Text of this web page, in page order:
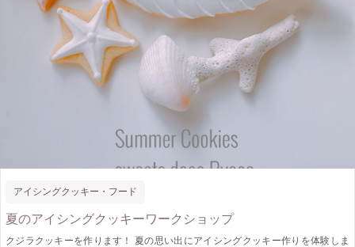
アイシングクッキー・フード
夏のアイシングクッキーワークショップ
クジラクッキーを作ります！ 夏の思い出にアイシングクッキー作りを体験しま